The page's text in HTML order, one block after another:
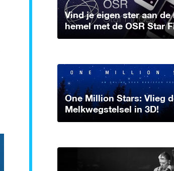
Vind je eigen ster aan
hemel met de OSR Star
One Million Stars: Vlieg
Melkwegstelsel in 3D!